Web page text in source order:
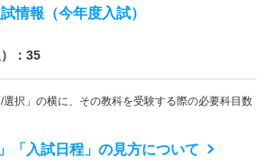
情報（今年度入試）
：35
択」の横に、その教科を受験する際の必要科目数
「入試日程」の見方について